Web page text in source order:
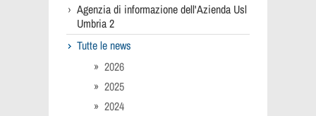
Agenzia di informazione dell'Azienda Usl
Umbria 2
Tutte le news
2026
2025
2024